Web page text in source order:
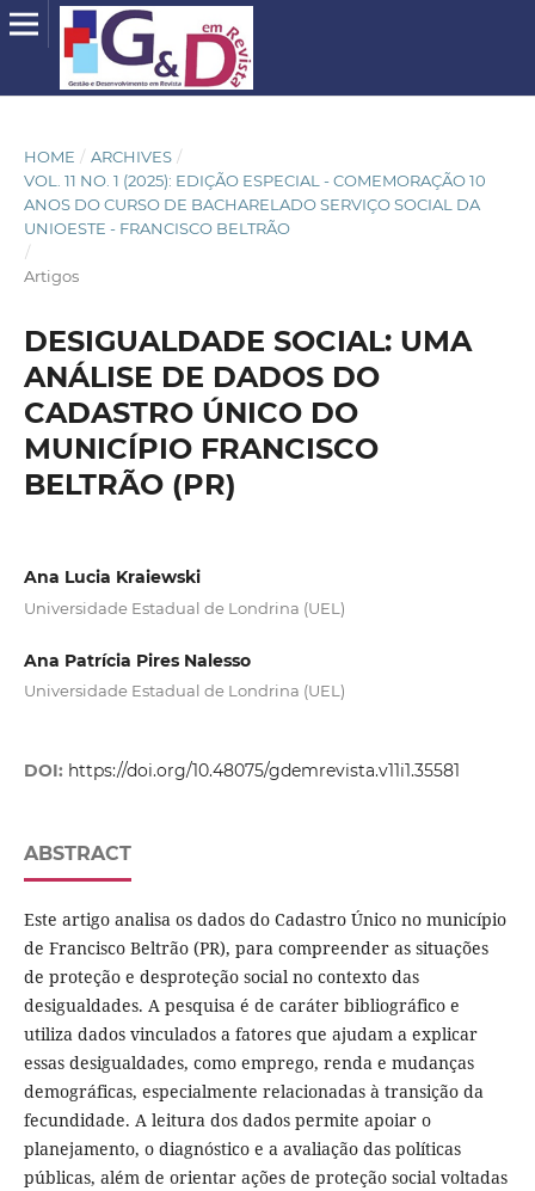
HOME / ARCHIVES /
VOL. 11 NO. 1 (2025): EDIÇÃO ESPECIAL - COMEMORAÇÃO 10
ANOS DO CURSO DE BACHARELADO SERVIÇO SOCIAL DA
UNIOESTE - FRANCISCO BELTRÃO
/
Artigos
DESIGUALDADE SOCIAL: UMA
ANÁLISE DE DADOS DO
CADASTRO ÚNICO DO
MUNICÍPIO FRANCISCO
BELTRÃO (PR)
Ana Lucia Kraiewski
Universidade Estadual de Londrina (UEL)
Ana Patrícia Pires Nalesso
Universidade Estadual de Londrina (UEL)
DOI: https://doi.org/10.48075/gdemrevista.v11i1.35581
ABSTRACT
Este artigo analisa os dados do Cadastro Único no município
de Francisco Beltrão (PR), para compreender as situações
de proteção e desproteção social no contexto das
desigualdades. A pesquisa é de caráter bibliográfico e
utiliza dados vinculados a fatores que ajudam a explicar
essas desigualdades, como emprego, renda e mudanças
demográficas, especialmente relacionadas à transição da
fecundidade. A leitura dos dados permite apoiar o
planejamento, o diagnóstico e a avaliação das políticas
públicas, além de orientar ações de proteção social voltadas